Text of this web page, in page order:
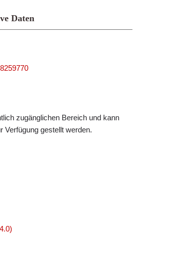
Daten
zugänglichen Bereich und kann
Verfügung gestellt werden.